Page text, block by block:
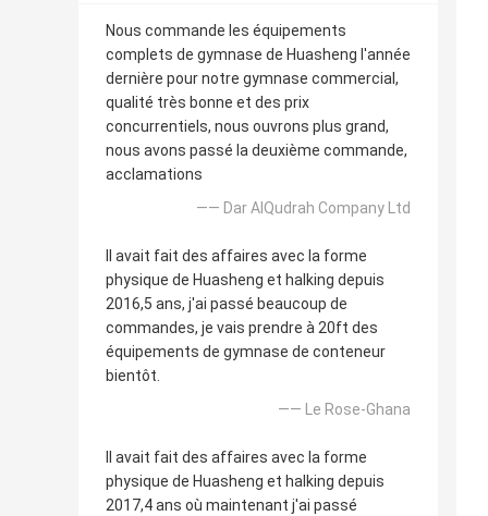
Nous commande les équipements
complets de gymnase de Huasheng l'année
dernière pour notre gymnase commercial,
qualité très bonne et des prix
concurrentiels, nous ouvrons plus grand,
nous avons passé la deuxième commande,
acclamations
—— Dar AlQudrah Company Ltd
Il avait fait des affaires avec la forme
physique de Huasheng et halking depuis
2016,5 ans, j'ai passé beaucoup de
commandes, je vais prendre à 20ft des
équipements de gymnase de conteneur
bientôt.
—— Le Rose-Ghana
Il avait fait des affaires avec la forme
physique de Huasheng et halking depuis
2017,4 ans où maintenant j'ai passé